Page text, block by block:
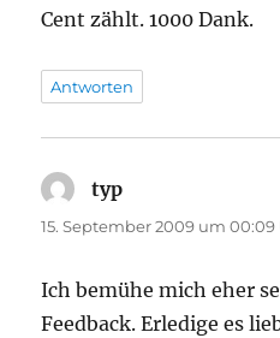
Cent zählt. 1000 Dank.
Antworten
typ
15. September 2009 um 00:09
Ich bemühe mich eher
Feedback. Erledige es